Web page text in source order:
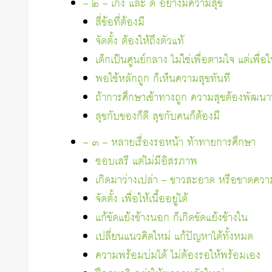
สี่ข้อที่ต้องมี
จัดตั้ง ต้องให้ถึงตัวแท้
เด็กเป็นศูนย์กลาง ไม่ใช่เพื่อตามใจ แต่เพื่อใ
พอใช้หลักถูก ก็เห็นความสุขทันที
ถ้าการศึกษาเข้าทางถูก ความสุขต้องพัฒน
สุขกับของก็ดี สุขกับคนก็ต้องมี
– ๓ – หลายเรื่องรอหน้า ท้าทายการศึกษา
ชอบเสรี แต่ไม่มีอิสรภาพ
เกิดมาว่างเปล่า – ขาวสะอาด หรือขาดคว
จัดตั้ง เพื่อให้เนื้ออยู่ได้
แก้ขัดแย้งข้างนอก ก็เกิดขัดแย้งข้างใน
เปลี่ยนแนวคิดใหม่ แก้ปัญหาได้ทั้งหมด
ความพร้อมบ่มได้ ไม่ต้องรอให้พร้อมเอง